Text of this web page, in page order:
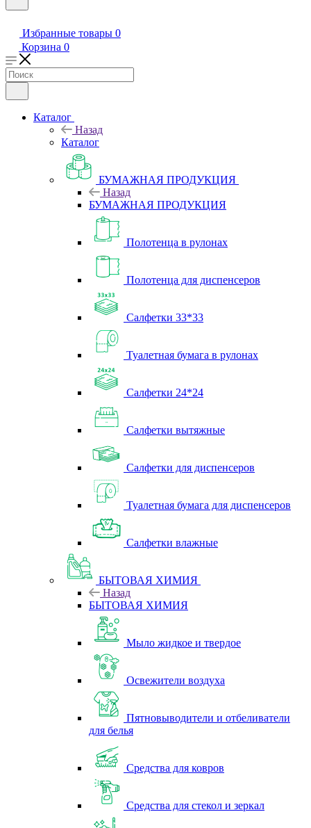
Избранные товары 0
Корзина 0
Каталог
Назад
Каталог
БУМАЖНАЯ ПРОДУКЦИЯ
Назад
БУМАЖНАЯ ПРОДУКЦИЯ
Полотенца в рулонах
Полотенца для диспенсеров
Салфетки 33*33
Туалетная бумага в рулонах
Салфетки 24*24
Салфетки вытяжные
Салфетки для диспенсеров
Туалетная бумага для диспенсеров
Салфетки влажные
БЫТОВАЯ ХИМИЯ
Назад
БЫТОВАЯ ХИМИЯ
Мыло жидкое и твердое
Освежители воздуха
Пятновыводители и отбеливатели
для белья
Средства для ковров
Средства для стекол и зеркал